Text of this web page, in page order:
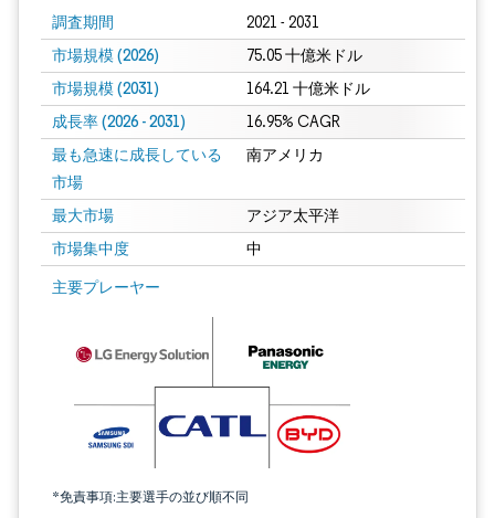
調査期間 2021 - 2031
市場規模 (2026) 75.05 十億米ドル
市場規模 (2031) 164.21 十億米ドル
成長率 (2026 - 2031) 16.95% CAGR
最も急速に成長している
市場
南アメリカ
最大市場 アジア太平洋
市場集中度 中
主要プレーヤー
*免責事項:主要選手の並び順不同
画像 © Mordor Intelligence。再利用にはCC BY 4.0の表示が必要です。